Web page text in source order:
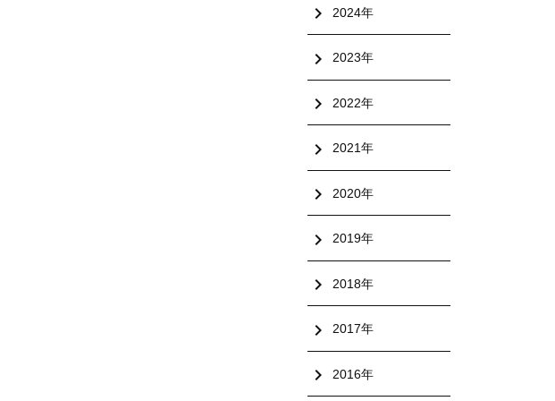
chevron_right 2024年
chevron_right 2023年
chevron_right 2022年
chevron_right 2021年
chevron_right 2020年
chevron_right 2019年
chevron_right 2018年
chevron_right 2017年
chevron_right 2016年